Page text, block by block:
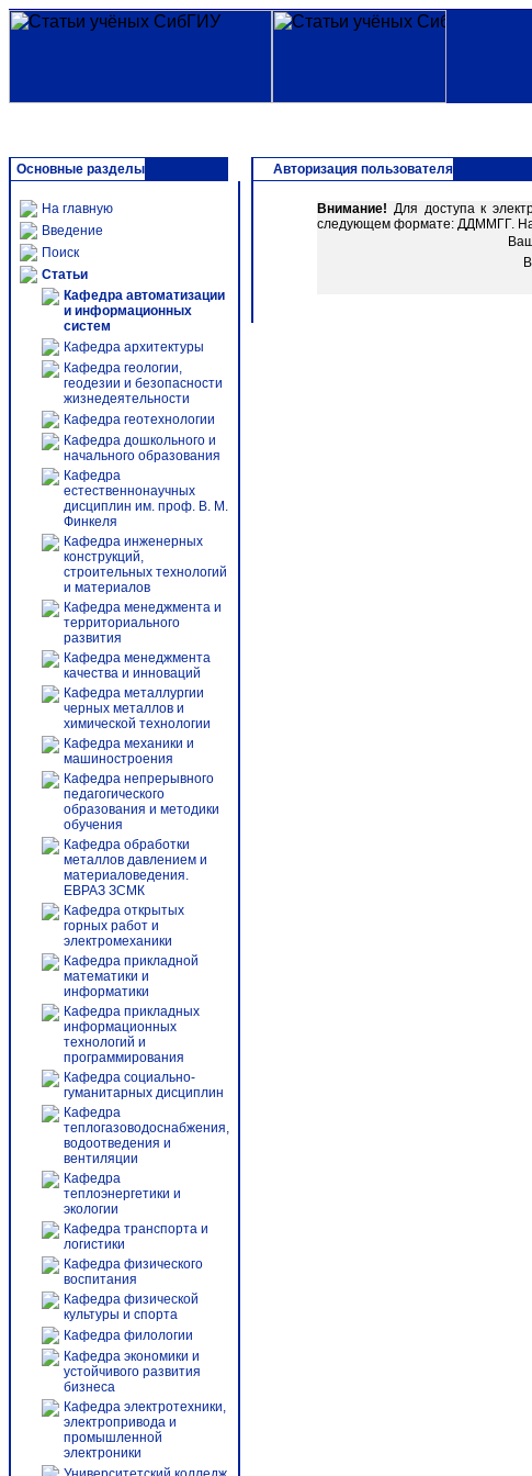
Основные разделы
На главную
Введение
Поиск
Статьи
Кафедра автоматизации
и информационных
систем
Кафедра архитектуры
Кафедра геологии,
геодезии и безопасности
жизнедеятельности
Кафедра геотехнологии
Кафедра дошкольного и
начального образования
Кафедра
естественнонаучных
дисциплин им. проф. В. М.
Финкеля
Кафедра инженерных
конструкций,
строительных технологий
и материалов
Кафедра менеджмента и
территориального
развития
Кафедра менеджмента
качества и инноваций
Кафедра металлургии
черных металлов и
химической технологии
Кафедра механики и
машиностроения
Кафедра непрерывного
педагогического
образования и методики
обучения
Кафедра обработки
металлов давлением и
материаловедения.
ЕВРАЗ ЗСМК
Кафедра открытых
горных работ и
электромеханики
Кафедра прикладной
математики и
информатики
Кафедра прикладных
информационных
технологий и
программирования
Кафедра социально-
гуманитарных дисциплин
Кафедра
теплогазоводоснабжения,
водоотведения и
вентиляции
Кафедра
теплоэнергетики и
экологии
Кафедра транспорта и
логистики
Кафедра физического
воспитания
Кафедра физической
культуры и спорта
Кафедра филологии
Кафедра экономики и
устойчивого развития
бизнеса
Кафедра электротехники,
электропривода и
промышленной
электроники
Авторизация пользователя
Внимание! Для доступа к
следующем формате: ДДММГГ.